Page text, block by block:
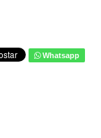
Whatsapp